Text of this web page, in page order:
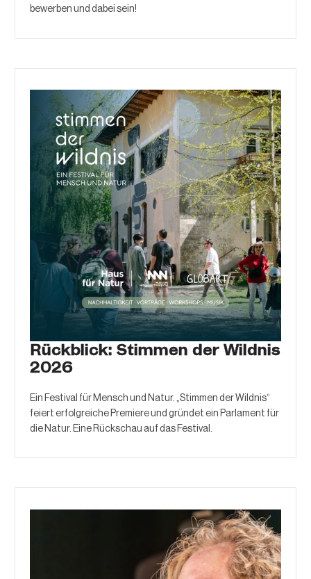
bewerben und dabei sein!
Rückblick: Stimmen der Wildnis
2026
Ein Festival für Mensch und Natur. „Stimmen der Wildnis“
feiert erfolgreiche Premiere und gründet ein Parlament für
die Natur. Eine Rückschau auf das Festival.